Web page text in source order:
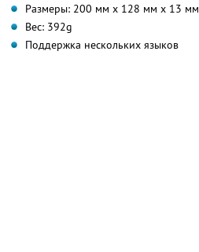
Размеры: 200 мм х 128 мм х 13 мм
Вес: 392g
Поддержка нескольких языков